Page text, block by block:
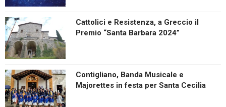
Cattolici e Resistenza, a Greccio il
Premio “Santa Barbara 2024”
Contigliano, Banda Musicale e
Majorettes in festa per Santa Cecilia